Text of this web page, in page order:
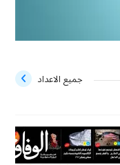
جميع الاعداد